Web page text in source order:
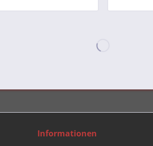
Informationen